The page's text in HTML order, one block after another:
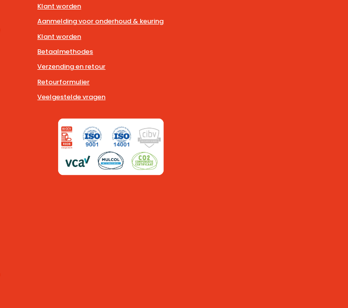
Klant worden
Aanmelding voor onderhoud & keuring
Klant worden
Betaalmethodes
Verzending en retour
Retourformulier
Veelgestelde vragen